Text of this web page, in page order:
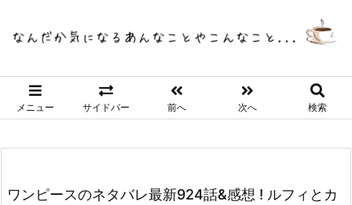
メニュー サイドバー 前へ 次へ 検索
ワンピースのネタバレ最新924話&感想 ! ルフィとカ